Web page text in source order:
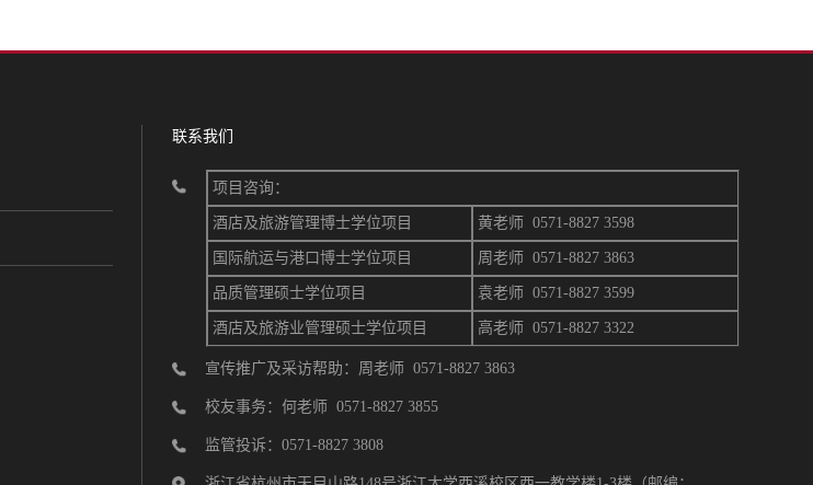
联系我们
项目咨询：
酒店及旅游管理博士学位项目 黄老师 0571-8827 3598
国际航运与港口博士学位项目 周 老师 0571-8827 3863
品质管理硕士学位项目 袁老师 0571-8827 3599
酒店及旅游业管理硕士学位项目 高老师 0571-8827 3322
宣传推广及采访帮助：周老师 0571-8827 3863
校友事务：何老师 0571-8827 3855
监管投诉：0571-8827 3808